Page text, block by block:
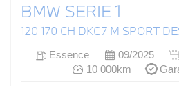
BMW SERIE 1
120 170 CH DKG7 M SPORT
Essence 09/2025
10 000km